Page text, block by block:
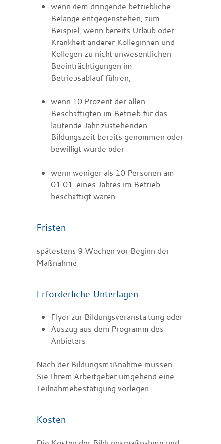
wenn dem dringende betriebliche
Belange entgegenstehen, zum
Beispiel, wenn bereits Urlaub oder
Krankheit anderer Kolleginnen und
Kollegen zu nicht unwesentlichen
Beeinträchtigungen im
Betriebsablauf führen,
wenn 10 Prozent der allen
Beschäftigten im Betrieb für das
laufende Jahr zustehenden
Bildungszeit bereits genommen oder
bewilligt wurde oder
wenn weniger als 10 Personen am
01.01. eines Jahres im Betrieb
beschäftigt waren.
Fristen
spätestens 9 Wochen vor Beginn der
Maßnahme
Erforderliche Unterlagen
Flyer zur Bildungsveranstaltung oder
Auszug aus dem Programm des
Anbieters
Nach der Bildungsmaßnahme müssen
Sie Ihrem Arbeitgeber umgehend eine
Teilnahmebestätigung vorlegen.
Kosten